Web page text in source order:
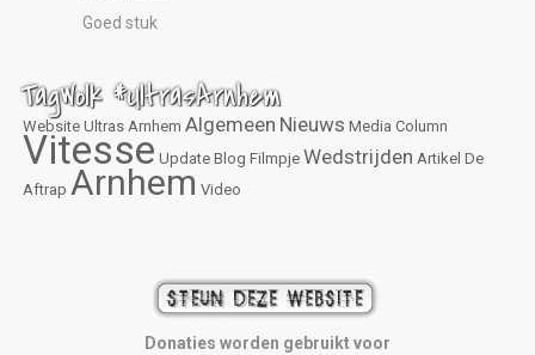
Goed stuk
TagWolk #UltrasArnhem
Website Ultras Arnhem Algemeen Nieuws Media Column
Vitesse Update Blog Filmpje Wedstrijden Artikel De
Aftrap Arnhem Video
Donaties worden gebruikt voor